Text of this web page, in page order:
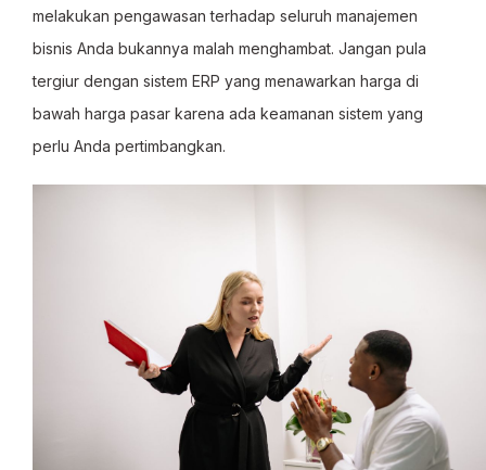
melakukan pengawasan terhadap seluruh manajemen
bisnis Anda bukannya malah menghambat. Jangan pula
tergiur dengan sistem ERP yang menawarkan harga di
bawah harga pasar karena ada keamanan sistem yang
perlu Anda pertimbangkan.